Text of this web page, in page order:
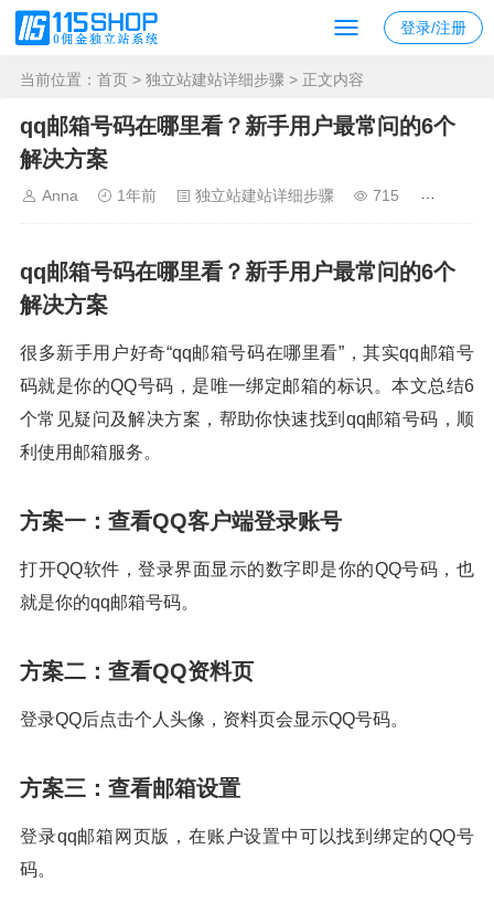
登录/注册
当前位置： 首页 > 独立站建站详细步骤 > 正文内容
qq邮箱号码在哪里看？新手用户最常问的6个
解决方案
Anna 1年前 独立站建站详细步骤 715
qq邮箱号码在哪里看？新手用户最常问的6个
解决方案
很多新手用户好奇“qq邮箱号码在哪里看”，其实qq邮箱号
码就是你的QQ号码，是唯一绑定邮箱的标识。本文总结6
个常见疑问及解决方案，帮助你快速找到qq邮箱号码，顺
利使用邮箱服务。
方案一：查看QQ客户端登录账号
打开QQ软件，登录界面显示的数字即是你的QQ号码，也
就是你的qq邮箱号码。
方案二：查看QQ资料页
登录QQ后点击个人头像，资料页会显示QQ号码。
方案三：查看邮箱设置
登录qq邮箱网页版，在账户设置中可以找到绑定的QQ号
码。